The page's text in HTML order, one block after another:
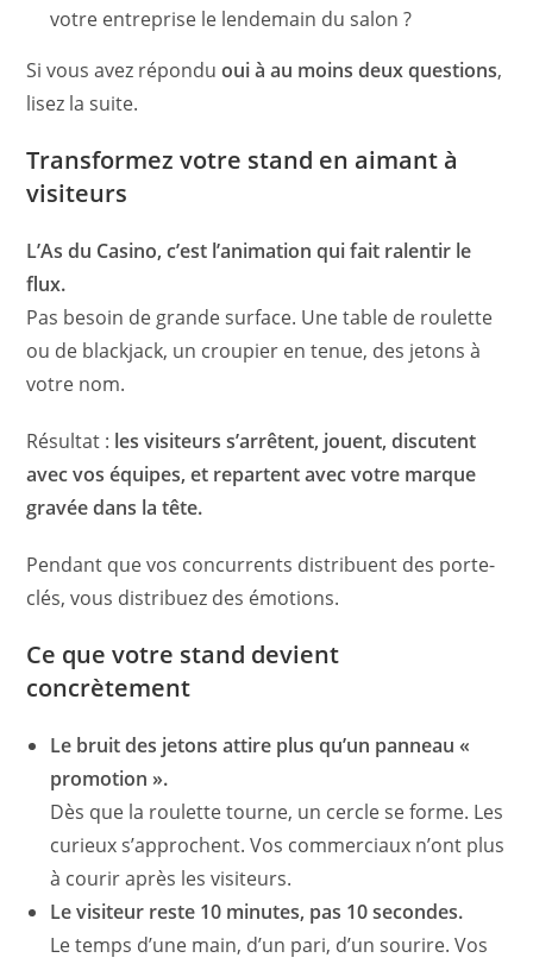
votre entreprise le lendemain du salon ?
Si vous avez réponduoui à au moins deux questions,
lisez la suite.
Transformez votre stand en aimant à
visiteurs
L’As du Casino, c’est l’animation qui fait ralentir le
flux.
Pas besoin de grande surface. Une table de roulette
ou de blackjack, un croupier en tenue, des jetons à
votre nom.
Résultat : les visiteurs s’arrêtent, jouent, discutent
avec vos équipes, et repartent avec votre marque
gravée dans la tête.
Pendant que vos concurrents distribuent des porte-
clés, vous distribuez des émotions.
Ce que votre stand devient
concrètement
Le bruit des jetons attire plus qu’un panneau «
promotion ».
Dès que la roulette tourne, un cercle se forme. Les
curieux s’approchent. Vos commerciaux n’ont plus
à courir après les visiteurs.
Le visiteur reste 10 minutes, pas 10 secondes.
Le temps d’une main, d’un pari, d’un sourire. Vos